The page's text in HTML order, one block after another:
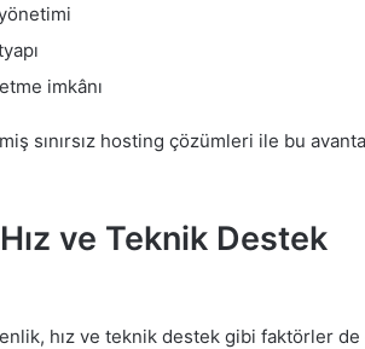
imkânı
sınırsız hosting çözümleri ile bu
ve Teknik Destek
hız ve teknik destek gibi faktörler de